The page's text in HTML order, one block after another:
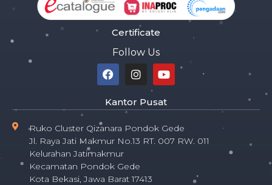
Certificate
Follow Us
Kantor Pusat
Ruko Cluster Qizanara Pondok Gede
Jl. Raya Jati Makmur No.13 RT. 007 RW. 011
Kelurahan Jatimakmur
Kecamatan Pondok Gede
Kota Bekasi, Jawa Barat 17413